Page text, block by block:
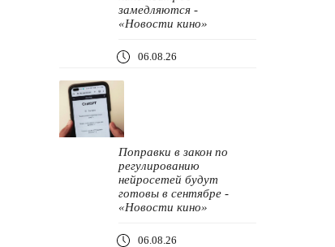
замедляются -
«Новости кино»
06.08.26
Поправки в закон по
регулированию
нейросетей будут
готовы в сентябре -
«Новости кино»
06.08.26